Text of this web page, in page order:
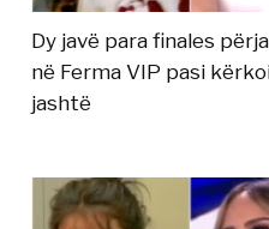
Dy javë para finales
në Ferma VIP pasi
jashtë